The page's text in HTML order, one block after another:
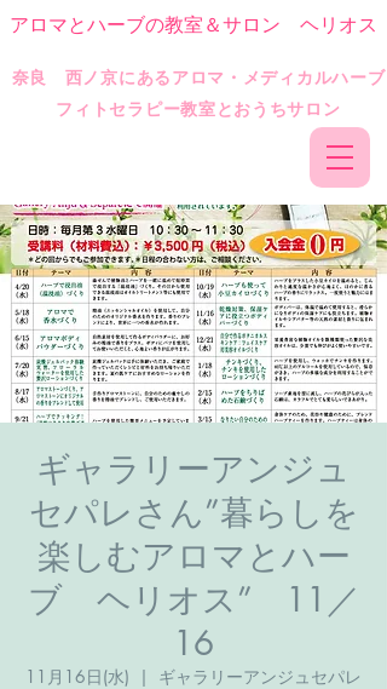
​奈良 西ノ京にあるアロマ・メディカルハーブ
フィトセラピー教室とおうちサロン
アロマとハーブの教室＆サロン ヘリオス
ギャラリーアンジュ
セパレさん”暮らしを
楽しむアロマとハー
ブ ヘリオス” 11／
16
11月16日(水)
  |
ギャラリーアンジュセパレ